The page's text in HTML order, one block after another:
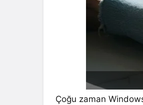
Çoğu zaman